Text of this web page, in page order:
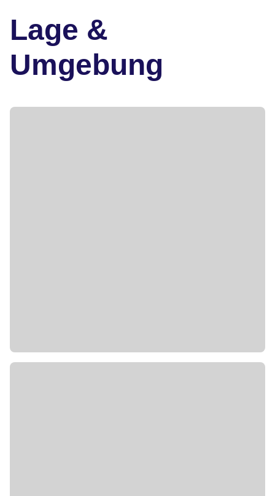
Lage &
Umgebung